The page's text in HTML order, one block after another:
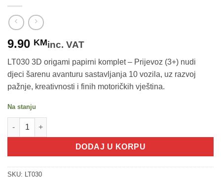
9.90 KMinc. VAT
LT030 3D origami papirni komplet – Prijevoz (3+) nudi
djeci šarenu avanturu sastavljanja 10 vozila, uz razvoj
pažnje, kreativnosti i finih motoričkih vještina.
Na stanju
100485 3D origami papirni komplet - Prijevoz (3+) količina
DODAJ U KORPU
SKU: LT030